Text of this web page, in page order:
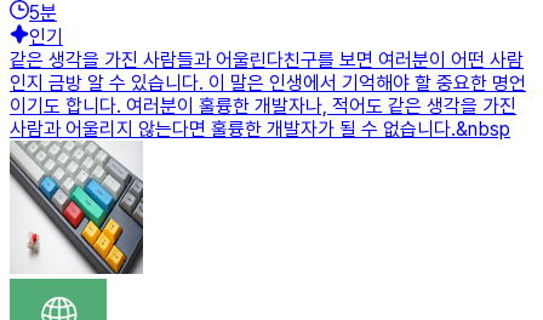
5분
인기
같은 생각을 가진 사람들과 어울린다친구를 보면 여러분이 어떤 사람
인지 금방 알 수 있습니다. 이 말은 인생에서 기억해야 할 중요한 명언
이기도 합니다. 여러분이 훌륭한 개발자나, 적어도 같은 생각을 가진
사람과 어울리지 않는다면 훌륭한 개발자가 될 수 없습니다.&nbsp